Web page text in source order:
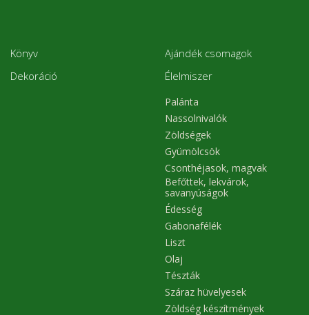
Könyv
Dekoráció
Ajándék csomagok
Élelmiszer
Palánta
Nassolnivalók
Zöldségek
Gyümölcsök
Csonthéjasok, magvak
Befőttek, lekvárok,
savanyúságok
Édesség
Gabonafélék
Liszt
Olaj
Tészták
Száraz hüvelyesek
Zöldség készítmények